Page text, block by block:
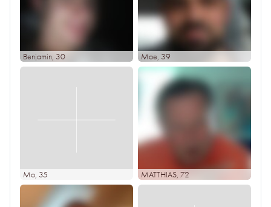
Benjamin, 30 Moe, 39
Mo, 35 MATTHIAS, 72